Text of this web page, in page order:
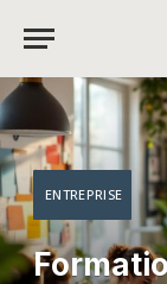
ENTREPRISE